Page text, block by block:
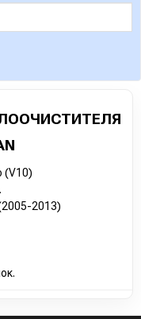
(V10)
2013)